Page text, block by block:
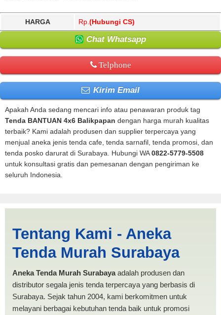
HARGA Rp. (Hubungi CS)
Chat Whatsapp
Telphone
Kirim Email
Apakah Anda sedang mencari info atau penawaran produk tag
Tenda BANTUAN 4x6 Balikpapan dengan harga murah kualitas
terbaik? Kami adalah produsen dan supplier terpercaya yang
menjual aneka jenis tenda cafe, tenda sarnafil, tenda promosi, dan
tenda posko darurat di Surabaya. Hubungi WA0822-5779-5508
untuk konsultasi gratis dan pemesanan dengan pengiriman ke
seluruh Indonesia.
Balikpapan | PRODUKSI
ANEKA TENDA MURAH
Tentang Kami - Aneka
Tenda Murah Surabaya
Aneka Tenda Murah Surabayaadalah produsen dan
distributor segala jenis tenda terpercaya yang berbasis di
Surabaya. Sejak tahun 2004, kami berkomitmen untuk
melayani berbagai kebutuhan tenda baik untuk promosi